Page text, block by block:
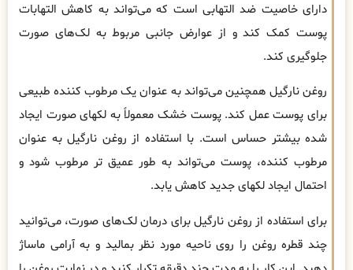
دارای خاصیت ضد التهابی است که می‌تواند به کاهش التهابات
پوست کمک کند و از عوارض جانبی مربوط به لک‌های صورت
جلوگیری کند.
روغن نارگیل همچنین می‌تواند به عنوان یک مرطوب کننده طبیعی
برای پوست عمل کند. پوست خشک معمولاً به لکهای صورت ایجاد
شده بیشتر حساس است. با استفاده از روغن نارگیل به عنوان
مرطوب کننده، پوست می‌تواند به طور عمیق تر مرطوب شود و
احتمال ایجاد لکهای جدید کاهش یابد.
برای استفاده از روغن نارگیل برای درمان لک‌های صورت، می‌توانید
چند قطره روغن را روی ناحیه مورد نظر بمالید و به آرامی ماساژ